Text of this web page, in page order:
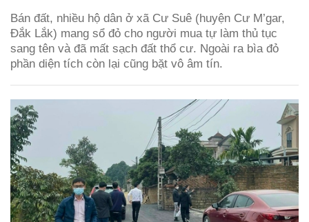
Bán đất, nhiều hộ dân ở xã Cư Suê (huyện Cư M’gar,
Đắk Lắk) mang sổ đỏ cho người mua tự làm thủ tục
sang tên và đã mất sạch đất thổ cư. Ngoài ra bìa đỏ
phần diện tích còn lại cũng bặt vô âm tín.